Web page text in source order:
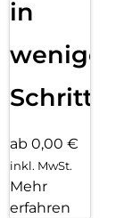
in
wenigen
Schritten
ab 0,00 €
inkl. MwSt.
Mehr
erfahren